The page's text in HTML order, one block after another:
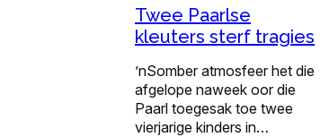
Twee Paarlse
kleuters sterf tragies
’nSomber atmosfeer het die
afgelope naweek oor die
Paarl toegesak toe twee
vierjarige kinders in…